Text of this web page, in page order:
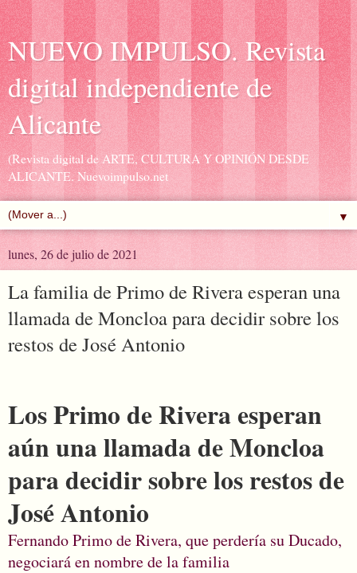
NUEVO IMPULSO. Revista
digital independiente de
Alicante
(Revista digital de ARTE, CULTURA Y OPINIÓN DESDE
ALICANTE. Nuevoimpulso.net
▼
lunes, 26 de julio de 2021
La familia de Primo de Rivera esperan una
llamada de Moncloa para decidir sobre los
restos de José Antonio
Los Primo de Rivera esperan
aún una llamada de Moncloa
para decidir sobre los restos de
José Antonio
Fernando Primo de Rivera, que perdería su Ducado,
negociará en nombre de la familia